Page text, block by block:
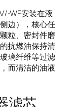
WF安装在液
边），核心任
粒、密封件磨
抗燃油保持清
璃纤维等过滤
而清洁的油液
芯